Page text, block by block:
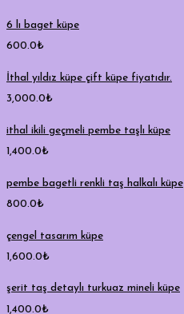
6 lı baget küpe
600.0₺
İthal yıldız küpe çift küpe fiyatıdır.
3,000.0₺
ithal ikili geçmeli pembe taşlı küpe
1,400.0₺
pembe bagetli renkli taş halkalı küpe
800.0₺
çengel tasarım küpe
1,600.0₺
şerit taş detaylı turkuaz mineli küpe
1,400.0₺